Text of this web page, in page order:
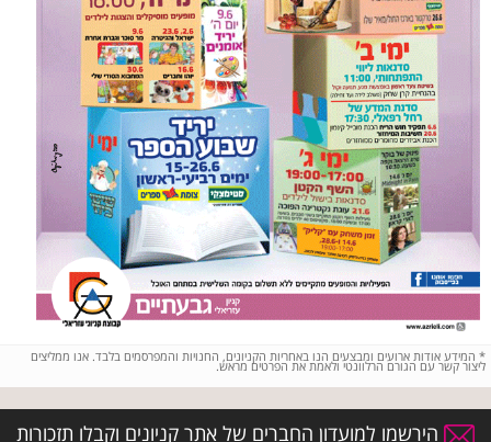
* המידע אודות ארועים ומבצעים הנו באחריות הקניונים, החנויות והמפרסמים בלבד. אנו ממליצים
ליצור קשר עם הגורם הרלוונטי ולאמת את הפרטים מראש.
הירשמו למועדון החברים של אתר קניונים וקבלו תזכורות